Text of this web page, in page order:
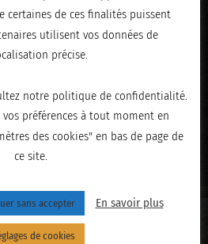
certaines de ces finalités puissent
utilisent vos données de
précise.
notre politique de confidentialité.
préférences à tout moment en
des cookies" en bas de page de
ce site.
sans accepter En savoir plus
de cookies